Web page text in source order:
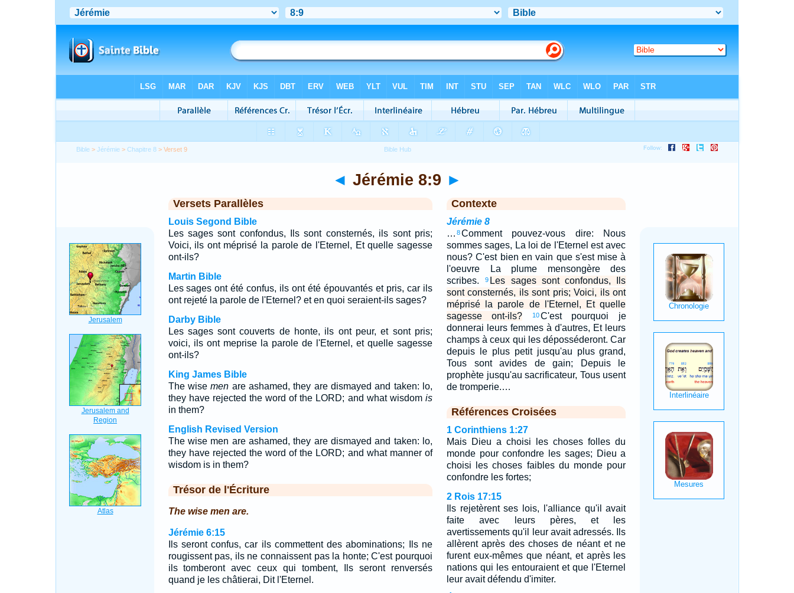
Bible >Jérémie >Chapitre 8 > Verset 9
◄ Jérémie 8:9 ►
Versets Parallèles
Louis Segond Bible
Les sages sont confondus, Ils sont consternés, ils sont pris;
Voici, ils ont méprisé la parole de l'Eternel, Et quelle sagesse
ont-ils?
Martin Bible
Les sages ont été confus, ils ont été épouvantés et pris, car ils
ont rejeté la parole de l'Eternel? et en quoi seraient-ils sages?
Darby Bible
Les sages sont couverts de honte, ils ont peur, et sont pris;
voici, ils ont meprise la parole de l'Eternel, et quelle sagesse
ont-ils?
King James Bible
The wisemen are ashamed, they are dismayed and taken: lo,
they have rejected the word of the LORD; and what wisdom is
in them?
English Revised Version
The wise men are ashamed, they are dismayed and taken: lo,
they have rejected the word of the LORD; and what manner of
wisdom is in them?
Trésor de l'Écriture
The wise men are.
Jérémie 6:15
Ils seront confus, car ils commettent des abominations; Ils ne
rougissent pas, ils ne connaissent pas la honte; C'est pourquoi
ils tomberont avec ceux qui tombent, Ils seront renversés
quand je les châtierai, Dit l'Eternel.
Contexte
Jérémie 8
… 8Comment pouvez-vous dire: Nous
sommes sages, La loi de l'Eternel est avec
nous? C'est bien en vain que s'est mise à
l'oeuvre La plume mensongère des
scribes.
9 Les sages sont confondus, Ils
sont consternés, ils sont pris; Voici, ils ont
méprisé la parole de l'Eternel, Et quelle
sagesse ont-ils?
10C'est pourquoi je
donnerai leurs femmes à d'autres, Et leurs
champs à ceux qui les déposséderont. Car
depuis le plus petit jusqu'au plus grand,
Tous sont avides de gain; Depuis le
prophète jusqu'au sacrificateur, Tous usent
de tromperie.…
Références Croisées
1 Corinthiens 1:27
Mais Dieu a choisi les choses folles du
monde pour confondre les sages; Dieu a
choisi les choses faibles du monde pour
confondre les fortes;
2 Rois 17:15
Ils rejetèrent ses lois, l'alliance qu'il avait
faite avec leurs pères, et les
avertissements qu'il leur avait adressés. Ils
allèrent après des choses de néant et ne
furent eux-mêmes que néant, et après les
nations qui les entouraient et que l'Eternel
leur avait défendu d'imiter.